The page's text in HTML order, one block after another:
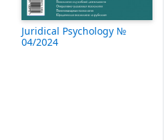
Juridical Psychology №
04/2024